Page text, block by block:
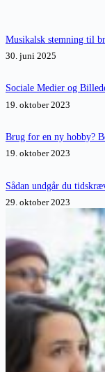
Musikalsk stemning til
30. juni 2025
Sociale Medier og
19. oktober 2023
Brug for en ny hobby?
19. oktober 2023
Sådan undgår du
29. oktober 2023